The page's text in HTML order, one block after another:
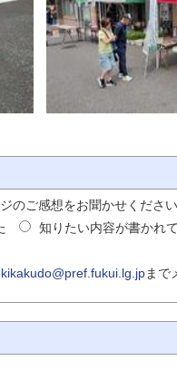
のご感想をお聞かせください
知りたい内容が書かれ
まで